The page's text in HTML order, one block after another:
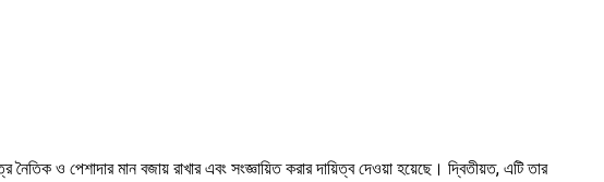
ও পেশাদার মান বজায় রাখার এবং সংজ্ঞায়িত করার দায়িত্ব দেওয়া হয়েছে। দ্বিতীয়ত, এটি তার